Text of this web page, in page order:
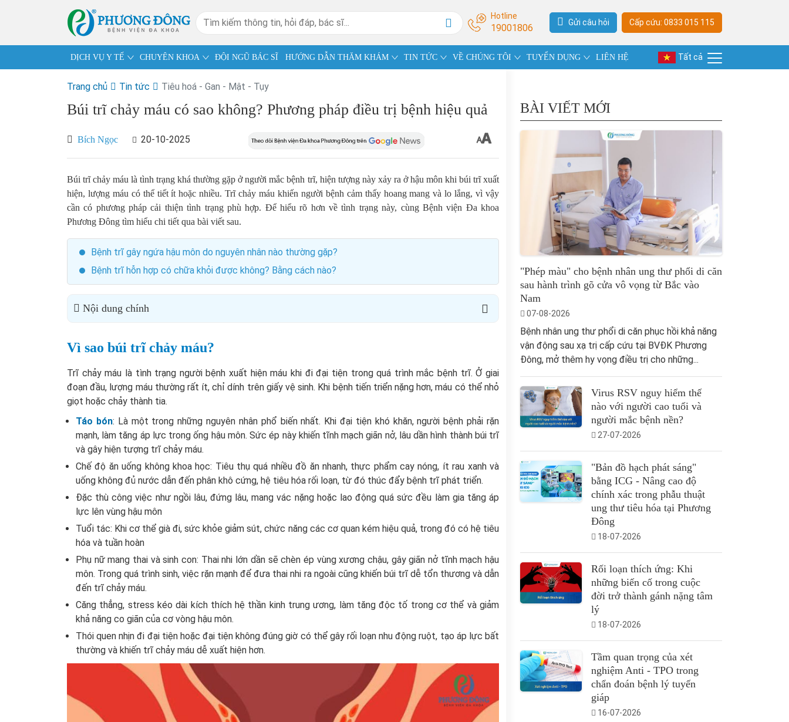
Hotline
19001806 Gửi câu hỏi Cấp cứu: 0833 015 115
DỊCH VỤ Y TẾ CHUYÊN KHOA ĐỘI NGŨ BÁC SĨ HƯỚNG DẪN THĂM KHÁM TIN TỨC VỀ CHÚNG TÔI TUYỂN DỤNG LIÊN HỆ Tất cả
Trang chủ Tin tức Tiêu hoá - Gan - Mật - Tụy
Búi trĩ chảy máu có sao không? Phương pháp điều trị bệnh hiệu quả
Bích Ngọc 20-10-2025
Búi trĩ chảy máu là tình trạng khá thường gặp ở người mắc bệnh trĩ, hiện tượng này xảy ra ở hậu môn khi búi trĩ xuất
hiện, lượng máu có thể tiết ít hoặc nhiều. Trĩ chảy máu khiến người bệnh cảm thấy hoang mang và lo lắng, vì vậy
cần có phương pháp cải thiện tình trạng phù hợp. Để hiểu rõ hơn về tình trạng này, cùng Bệnh viện Đa khoa
Phương Đông tìm hiểu chi tiết qua bài viết sau.
Bệnh trĩ gây ngứa hậu môn do nguyên nhân nào thường gặp?
Bệnh trĩ hỗn hợp có chữa khỏi được không? Bằng cách nào?
Nội dung chính
Vì sao búi trĩ chảy máu?
Trĩ chảy máu là tình trạng người bệnh xuất hiện máu khi đi đại tiện trong quá trình mắc bệnh trĩ. Ở giai
đoạn đầu, lượng máu thường rất ít, chỉ dính trên giấy vệ sinh. Khi bệnh tiến triển nặng hơn, máu có thể nhỏ
giọt hoặc chảy thành tia.
Táo bón: Là một trong những nguyên nhân phổ biến nhất. Khi đại tiện khó khăn, người bệnh phải rặn
mạnh, làm tăng áp lực trong ống hậu môn. Sức ép này khiến tĩnh mạch giãn nở, lâu dần hình thành búi trĩ
và gây hiện tượng trĩ chảy máu.
Chế độ ăn uống không khoa học: Tiêu thụ quá nhiều đồ ăn nhanh, thực phẩm cay nóng, ít rau xanh và
uống không đủ nước dẫn đến phân khô cứng, hệ tiêu hóa rối loạn, từ đó thúc đẩy bệnh trĩ phát triển.
Đặc thù công việc như ngồi lâu, đứng lâu, mang vác nặng hoặc lao động quá sức đều làm gia tăng áp
lực lên vùng hậu môn
Tuổi tác: Khi cơ thể già đi, sức khỏe giảm sút, chức năng các cơ quan kém hiệu quả, trong đó có hệ tiêu
hóa và tuần hoàn
Phụ nữ mang thai và sinh con: Thai nhi lớn dần sẽ chèn ép vùng xương chậu, gây giãn nở tĩnh mạch hậu
môn. Trong quá trình sinh, việc rặn mạnh để đưa thai nhi ra ngoài cũng khiến búi trĩ dễ tổn thương và dẫn
đến trĩ chảy máu.
Căng thẳng, stress kéo dài kích thích hệ thần kinh trung ương, làm tăng độc tố trong cơ thể và giảm
khả năng co giãn của cơ vòng hậu môn.
Thói quen nhịn đi đại tiện hoặc đại tiện không đúng giờ có thể gây rối loạn nhu động ruột, tạo áp lực bất
thường và khiến trĩ chảy máu dễ xuất hiện hơn.
BÀI VIẾT MỚI
"Phép màu" cho bệnh nhân ung thư phổi di căn
sau hành trình gõ cửa vô vọng từ Bắc vào
Nam
07-08-2026
Bệnh nhân ung thư phổi di căn phục hồi khả năng
vận động sau xạ trị cấp cứu tại BVĐK Phương
Đông, mở thêm hy vọng điều trị cho những...
Virus RSV nguy hiểm thế
nào với người cao tuổi và
người mắc bệnh nền?
27-07-2026
"Bản đồ hạch phát sáng"
bằng ICG - Nâng cao độ
chính xác trong phẫu thuật
ung thư tiêu hóa tại Phương
Đông
18-07-2026
Rối loạn thích ứng: Khi
những biến cố trong cuộc
đời trở thành gánh nặng tâm
lý
18-07-2026
Tầm quan trọng của xét
nghiệm Anti - TPO trong
chẩn đoán bệnh lý tuyến
giáp
16-07-2026